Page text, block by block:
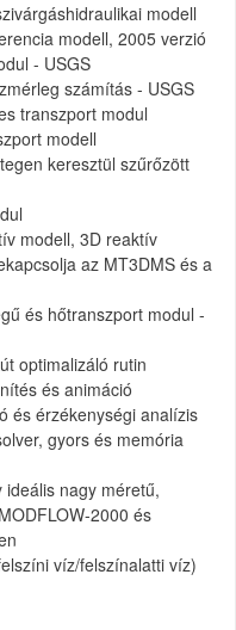
modell
modell, 2005 verzió
- USGS
számítás - USGS
transzport modul
modell
keresztül szűrőzött
modell, 3D reaktív
az MT3DMS és a
és hőtranszport modul -
optimalizáló rutin
és animáció
és érzékenységi analízis
gyors és memória
nagy méretű,
2000 és
víz/felszínalatti víz)